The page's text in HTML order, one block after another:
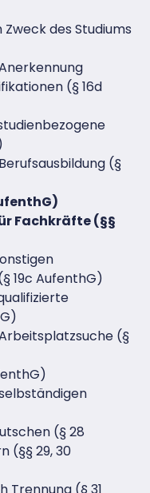
des Studiums
(§ 16d
(§
Fachkräfte (§§
19c AufenthG)
(§
(§ 28
(§§ 29, 30